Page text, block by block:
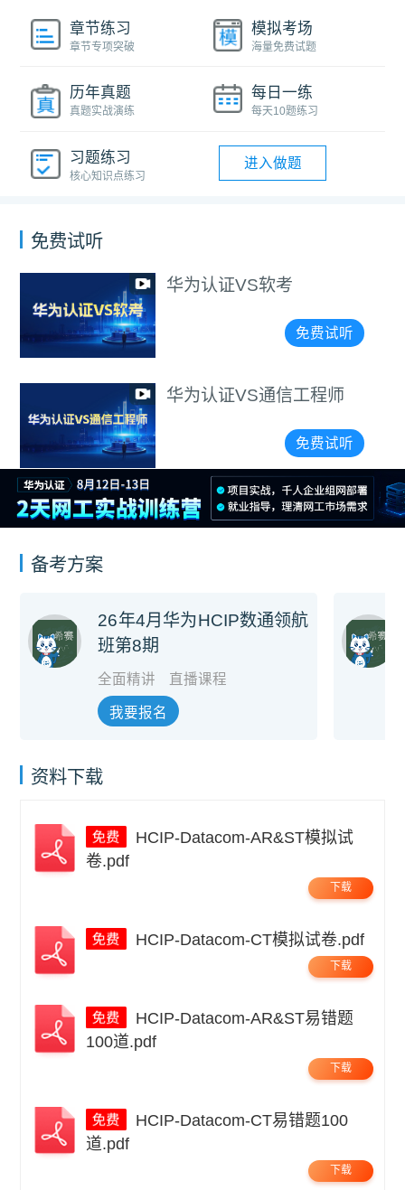
章节练习
章节专项突破
模拟考场
海量免费试题
历年真题
真题实战演练
每日一练
每天10题练习
习题练习
核心知识点练习
进入做题
免费试听
为认证VS软考
免费试听
为认证VS通信工程师
免费试听
备考方案
26年4月华为HCIP数通领航
班第8期
全面精讲 直播课程
我要报名
资料下载
卷.pdf
下载
HCIP-Datacom-CT模拟试卷.pdf
下载
100道.pdf
下载
道.pdf
下载